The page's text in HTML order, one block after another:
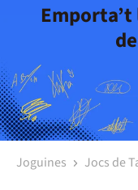
Joguines Jocs de